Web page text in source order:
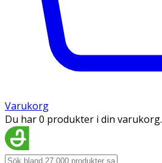
Varukorg
Du har 0 produkter i din varukorg.